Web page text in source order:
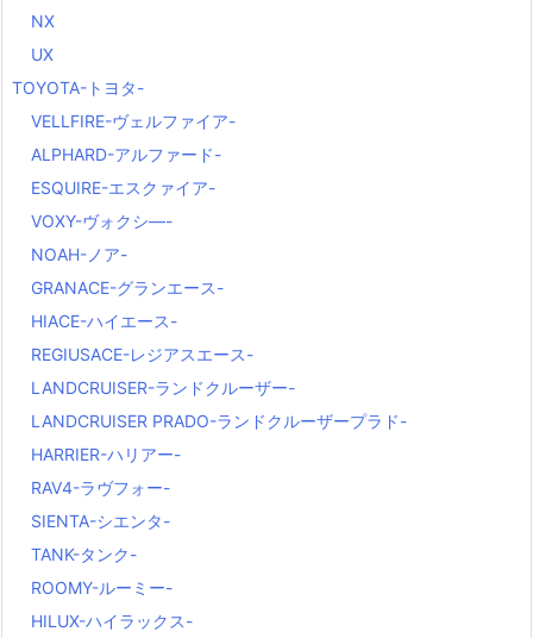
NX
UX
TOYOTA-トヨタ-
VELLFIRE-ヴェルファイア-
ALPHARD-アルファード-
ESQUIRE-エスクァイア-
VOXY-ヴォクシ―-
NOAH-ノア-
GRANACE-グランエース-
HIACE-ハイエース-
REGIUSACE-レジアスエース-
LANDCRUISER-ランドクルーザー-
LANDCRUISER PRADO-ランドクルーザープラド-
HARRIER-ハリアー-
RAV4-ラヴフォー-
SIENTA-シエンタ-
TANK-タンク-
ROOMY-ルーミー-
HILUX-ハイラックス-